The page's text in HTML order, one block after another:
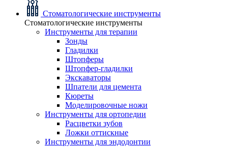
Стоматологические инструменты
Стоматологические инструменты
Инструменты для терапии
Зонды
Гладилки
Штопферы
Штопфер-гладилки
Экскаваторы
Шпатели для цемента
Кюреты
Моделировочные ножи
Инструменты для ортопедии
Расцветки зубов
Ложки оттискные
Инструменты для эндодонтии